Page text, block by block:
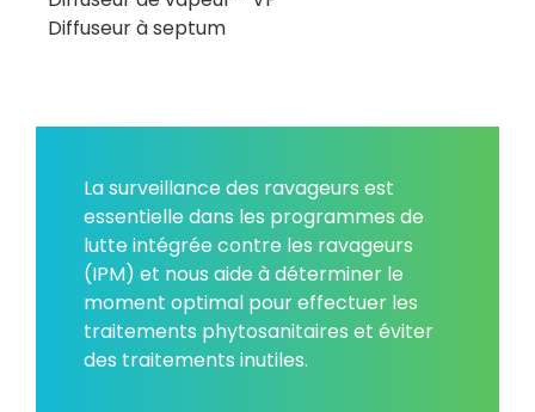
Diffuseur à septum
La surveillance des ravageurs est
essentielle dans les programmes de
lutte intégrée contre les ravageurs
(IPM) et nous aide à déterminer le
moment optimal pour effectuer les
traitements phytosanitaires et éviter
des traitements inutiles.